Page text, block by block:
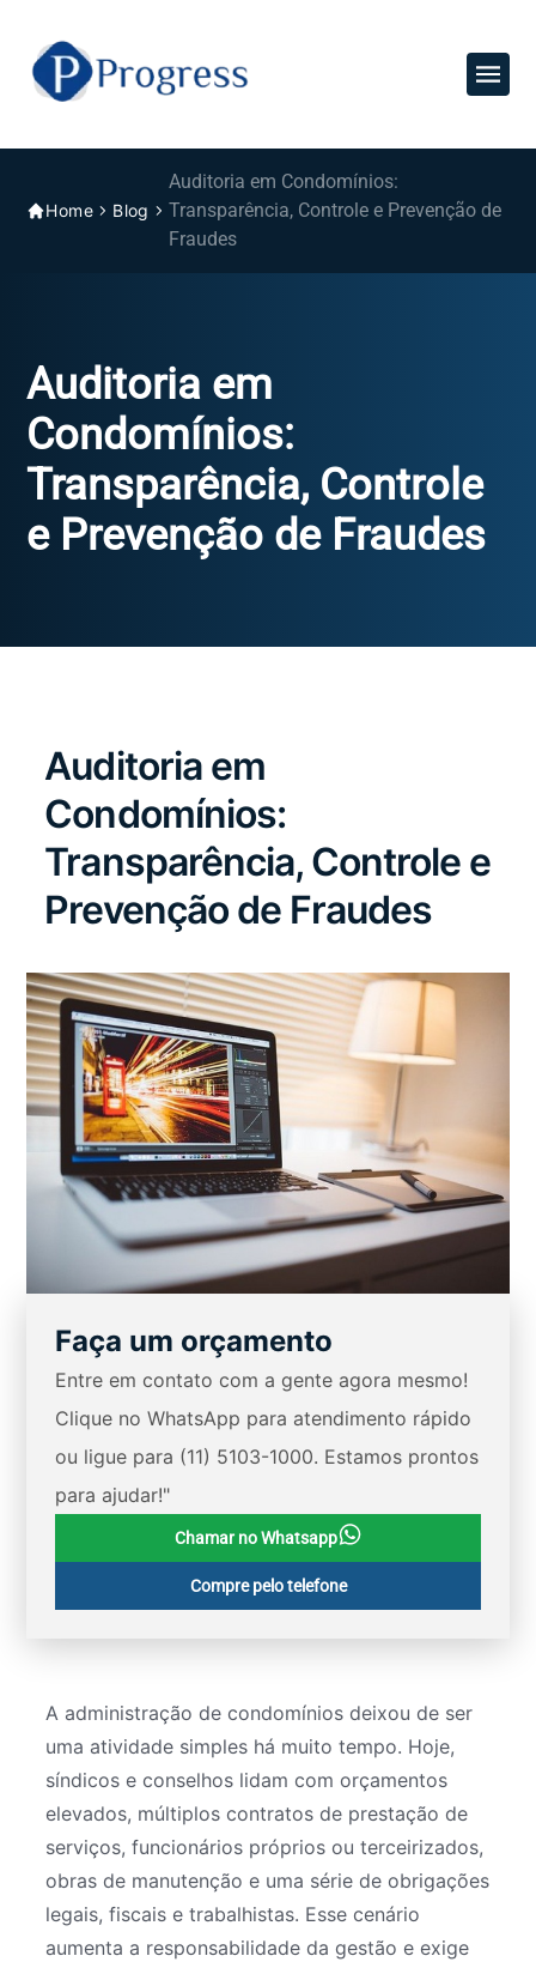
Home Blog
Auditoria em Condomínios:
Transparência, Controle e Prevenção de
Fraudes
Auditoria em
Condomínios:
Transparência, Controle
e Prevenção de Fraudes
Auditoria em
Condomínios:
Transparência, Controle e
Prevenção de Fraudes
Faça um orçamento
Entre em contato com a gente agora mesmo!
Clique no WhatsApp para atendimento rápido
ou ligue para (11) 5103-1000. Estamos prontos
para ajudar!"
Chamar no Whatsapp
Compre pelo telefone
A administração de condomínios deixou de ser
uma atividade simples há muito tempo. Hoje,
síndicos e conselhos lidam com orçamentos
elevados, múltiplos contratos de prestação de
serviços, funcionários próprios ou terceirizados,
obras de manutenção e uma série de obrigações
legais, fiscais e trabalhistas. Esse cenário
aumenta a responsabilidade da gestão e exige